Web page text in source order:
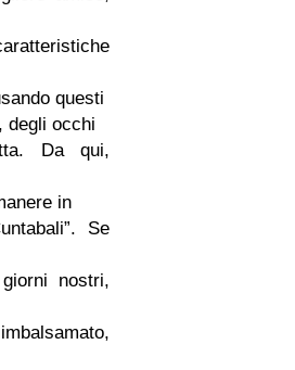
questi
degli occhi
Da qui,
in
Se
nostri,